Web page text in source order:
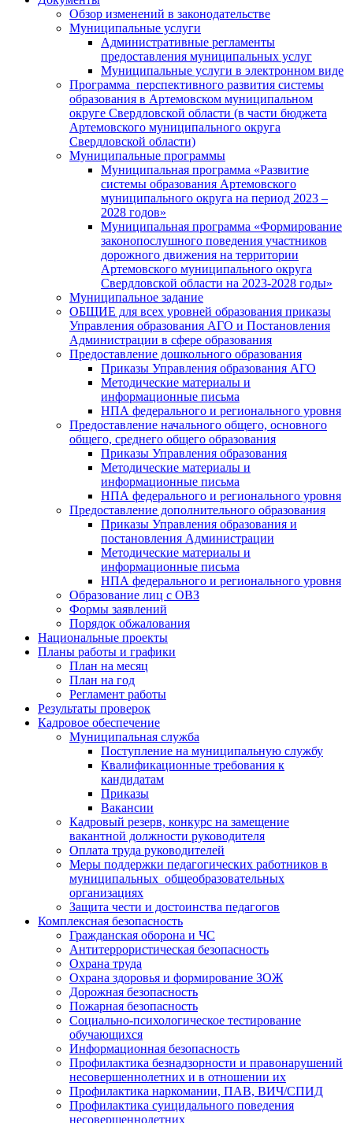
Обзор изменений в законодательстве
Муниципальные услуги
Административные регламенты
предоставления муниципальных услуг
Муниципальные услуги в электронном виде
Программа перспективного развития системы
образования в Артемовском муниципальном
округе Свердловской области (в части бюджета
Артемовского муниципального округа
Свердловской области)
Муниципальные программы
Муниципальная программа «Развитие
системы образования Артемовского
муниципального округа на период 2023 –
2028 годов»
Муниципальная программа «Формирование
законопослушного поведения участников
дорожного движения на территории
Артемовского муниципального округа
Свердловской области на 2023-2028 годы»
Муниципальное задание
ОБЩИЕ для всех уровней образования приказы
Управления образования АГО и Постановления
Администрации в сфере образования
Предоставление дошкольного образования
Приказы Управления образования АГО
Методические материалы и
информационные письма
НПА федерального и регионального уровня
Предоставление начального общего, основного
общего, среднего общего образования
Приказы Управления образования
Методические материалы и
информационные письма
НПА федерального и регионального уровня
Предоставление дополнительного образования
Приказы Управления образования и
постановления Администрации
Методические материалы и
информационные письма
НПА федерального и регионального уровня
Образование лиц с ОВЗ
Формы заявлений
Порядок обжалования
Национальные проекты
Планы работы и графики
План на месяц
План на год
Регламент работы
Результаты проверок
Кадровое обеспечение
Муниципальная служба
Поступление на муниципальную службу
Квалификационные требования к
кандидатам
Приказы
Вакансии
Кадровый резерв, конкурс на замещение
вакантной должности руководителя
Оплата труда руководителей
Меры поддержки педагогических работников в
муниципальных общеобразовательных
организациях
Защита чести и достоинства педагогов
Комплексная безопасность
Гражданская оборона и ЧС
Антитеррористическая безопасность
Охрана труда
Охрана здоровья и формирование ЗОЖ
Дорожная безопасность
Пожарная безопасность
Социально-психологическое тестирование
обучающихся
Информационная безопасность
Профилактика безнадзорности и правонарушений
несовершеннолетних и в отношении их
Профилактика наркомании, ПАВ, ВИЧ/СПИД
Профилактика суицидального поведения
несовершеннолетних